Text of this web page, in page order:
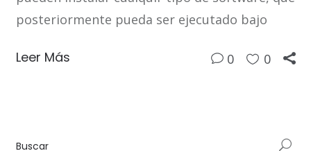
posteriormente pueda ser ejecutado bajo
Leer Más 0 0